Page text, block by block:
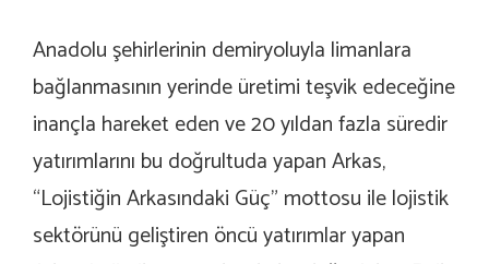
Anadolu şehirlerinin demiryoluyla limanlara
bağlanmasının yerinde üretimi teşvik edeceğine
inançla hareket eden ve 20 yıldan fazla süredir
yatırımlarını bu doğrultuda yapan Arkas,
“Lojistiğin Arkasındaki Güç” mottosu ile lojistik
sektörünü geliştiren öncü yatırımlar yapan